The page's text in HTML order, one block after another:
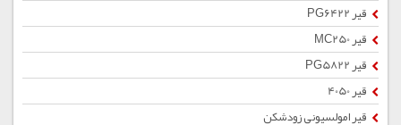
قیر PG6422
قیر MC250
قیر PG5822
قیر 4050
قیر امولسیونی زودشکن